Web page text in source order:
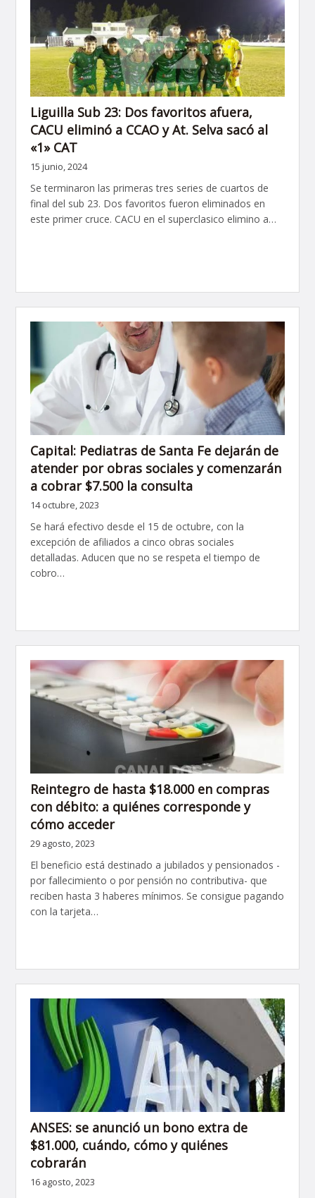
Liguilla Sub 23: Dos favoritos afuera,
CACU eliminó a CCAO y At. Selva sacó al
«1» CAT
15 junio, 2024
Se terminaron las primeras tres series de cuartos de
final del sub 23. Dos favoritos fueron eliminados en
este primer cruce. CACU en el superclasico elimino a…
Capital: Pediatras de Santa Fe dejarán de
atender por obras sociales y comenzarán
a cobrar $7.500 la consulta
14 octubre, 2023
Se hará efectivo desde el 15 de octubre, con la
excepción de afiliados a cinco obras sociales
detalladas. Aducen que no se respeta el tiempo de
cobro…
Reintegro de hasta $18.000 en compras
con débito: a quiénes corresponde y
cómo acceder
29 agosto, 2023
El beneficio está destinado a jubilados y pensionados -
por fallecimiento o por pensión no contributiva- que
reciben hasta 3 haberes mínimos. Se consigue pagando
con la tarjeta…
ANSES: se anunció un bono extra de
$81.000, cuándo, cómo y quiénes
cobrarán
16 agosto, 2023